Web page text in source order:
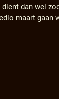
dan wel
maart gaan